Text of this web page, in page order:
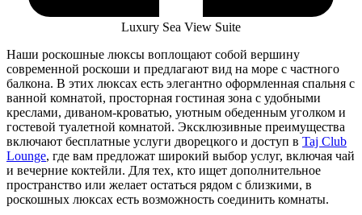
Luxury Sea View Suite
Наши роскошные люксы воплощают собой вершину
современной роскоши и предлагают вид на море с частного
балкона. В этих люксах есть элегантно оформленная спальня с
ванной комнатой, просторная гостиная зона с удобными
креслами, диваном-кроватью, уютным обеденным уголком и
гостевой туалетной комнатой. Эксклюзивные преимущества
включают бесплатные услуги дворецкого и доступ в Taj Club
Lounge, где вам предложат широкий выбор услуг, включая чай
и вечерние коктейли. Для тех, кто ищет дополнительное
пространство или желает остаться рядом с близкими, в
роскошных люксах есть возможность соединить комнаты.